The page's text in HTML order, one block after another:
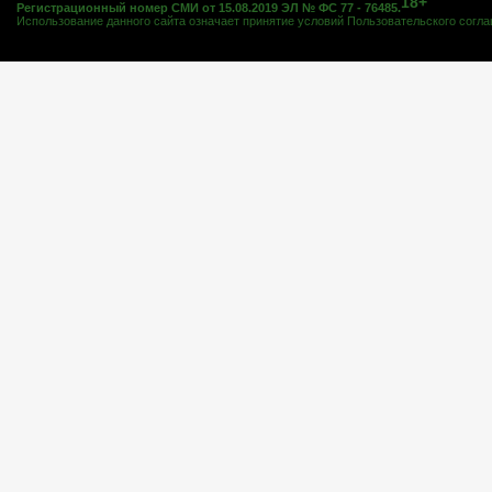
Регистрационный номер СМИ от 15.08.2019 ЭЛ № ФС 77 - 76485.
Использование данного сайта означает принятие условий Пользовательского